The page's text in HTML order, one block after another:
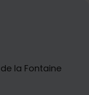
la Fontaine